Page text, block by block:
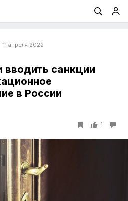
11 апреля 2022
санкции
в России
1